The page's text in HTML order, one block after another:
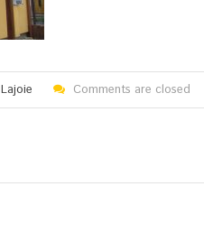
Lajoie Comments are closed